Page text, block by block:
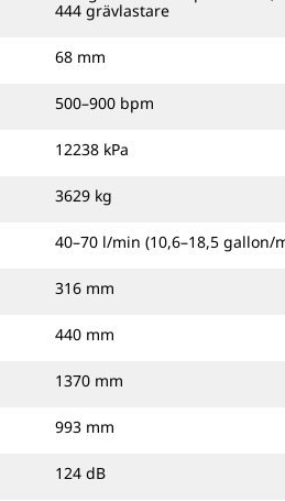
444 grävlastare
68 mm
500–900 bpm
12238 kPa
3629 kg
40–70 l/min (10,6–18,5 gallon/
316 mm
440 mm
1370 mm
993 mm
124 dB